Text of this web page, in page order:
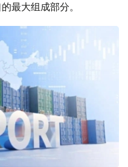
最大组成部分。